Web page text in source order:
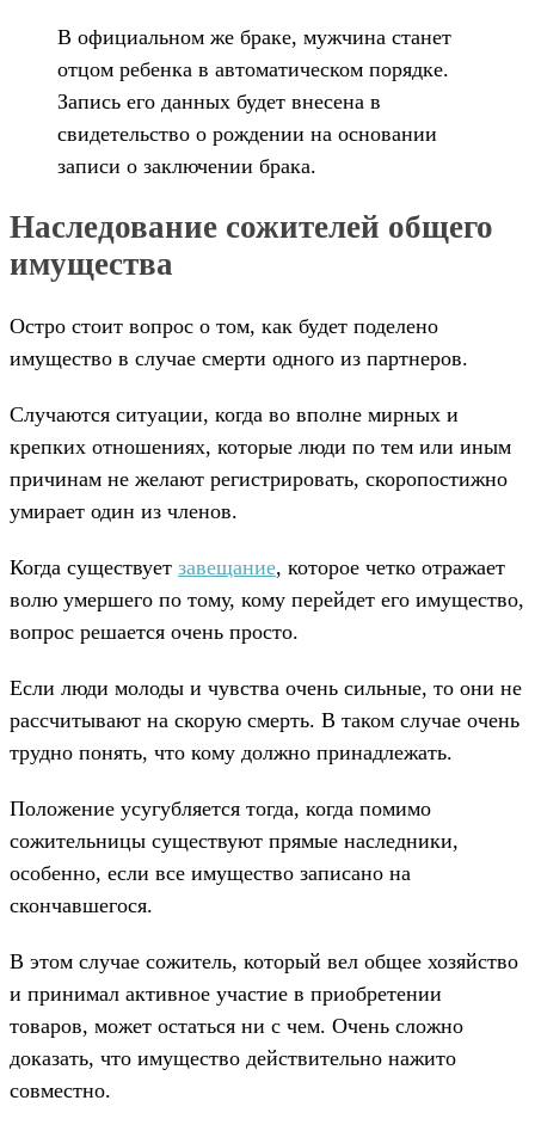
В официальном же браке, мужчина станет
отцом ребенка в автоматическом порядке.
Запись его данных будет внесена в
свидетельство о рождении на основании
записи о заключении брака.
Наследование сожителей общего
имущества
Остро стоит вопрос о том, как будет поделено
имущество в случае смерти одного из партнеров.
Случаются ситуации, когда во вполне мирных и
крепких отношениях, которые люди по тем или иным
причинам не желают регистрировать, скоропостижно
умирает один из членов.
Когда существует завещание, которое четко отражает
волю умершего по тому, кому перейдет его имущество,
вопрос решается очень просто.
Если люди молоды и чувства очень сильные, то они не
рассчитывают на скорую смерть. В таком случае очень
трудно понять, что кому должно принадлежать.
Положение усугубляется тогда, когда помимо
сожительницы существуют прямые наследники,
особенно, если все имущество записано на
скончавшегося.
В этом случае сожитель, который вел общее хозяйство
и принимал активное участие в приобретении
товаров, может остаться ни с чем. Очень сложно
доказать, что имущество действительно нажито
совместно.